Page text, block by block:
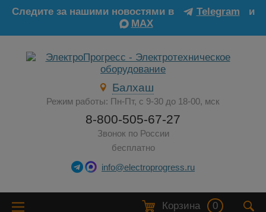
Следите за нашими новостями в Telegram
и
MAX
Балхаш
Режим работы: Пн-Пт, с 9-30 до 18-00, мск
8-800-505-67-27
Звонок по России
бесплатно
info@electroprogress.ru
Корзина 0